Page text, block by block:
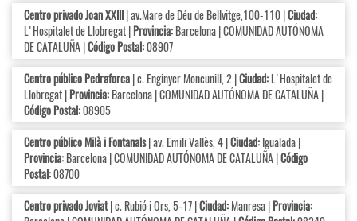
Centro privado Joan XXIII| av.Mare de Déu de Bellvitge,100-110 |Ciudad:
L'Hospitalet de Llobregat |Provincia:Barcelona | COMUNIDAD AUTÓNOMA
DE CATALUÑA |Código Postal:08907
Centro público Pedraforca| c. Enginyer Moncunill, 2 |Ciudad:L'Hospitalet de
Llobregat |Provincia:Barcelona | COMUNIDAD AUTÓNOMA DE CATALUÑA |
Código Postal:08905
Centro público Milà i Fontanals| av. Emili Vallès, 4 |Ciudad:Igualada |
Provincia:Barcelona | COMUNIDAD AUTÓNOMA DE CATALUÑA |Código
Postal:08700
Centro privado Joviat| c. Rubió i Ors, 5-17 |Ciudad:Manresa |Provincia: